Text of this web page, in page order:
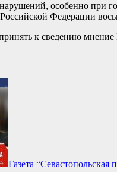
особенно при
Федерации
к сведению
Газета “Севастопольская